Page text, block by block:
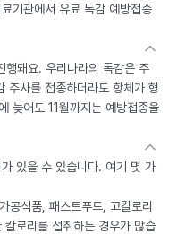
기관에서 유료 독감 예방접종
행돼요. 우리나라의 독감은 주
주사를 접종하더라도 항체가 형
늦어도 11월까지는 예방접종을
있을 수 있습니다. 여기 몇 가
공식품, 패스트푸드, 고칼로리
로리를 섭취하는 경우가 많습